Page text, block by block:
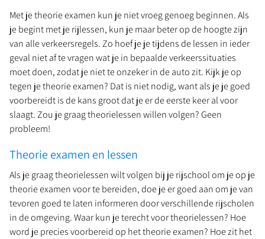
Met je theorie examen kun je niet vroeg genoeg beginnen. Als
je begint met je rijlessen, kun je maar beter op de hoogte zijn
van alle verkeersregels. Zo hoef je je tijdens de lessen in ieder
geval niet af te vragen wat je in bepaalde verkeerssituaties
moet doen, zodat je niet te onzeker in de auto zit. Kijk je op
tegen je theorie examen? Dat is niet nodig, want als je je goed
voorbereidt is de kans groot dat je er de eerste keer al voor
slaagt. Zou je graag theorielessen willen volgen? Geen
probleem!
Theorie examen en lessen
Als je graag theorielessen wilt volgen bij je rijschool om je op je
theorie examen voor te bereiden, doe je er goed aan om je van
tevoren goed te laten informeren door verschillende rijscholen
in de omgeving. Waar kun je terecht voor theorielessen? Hoe
word je precies voorbereid op het theorie examen? Hoe zit het